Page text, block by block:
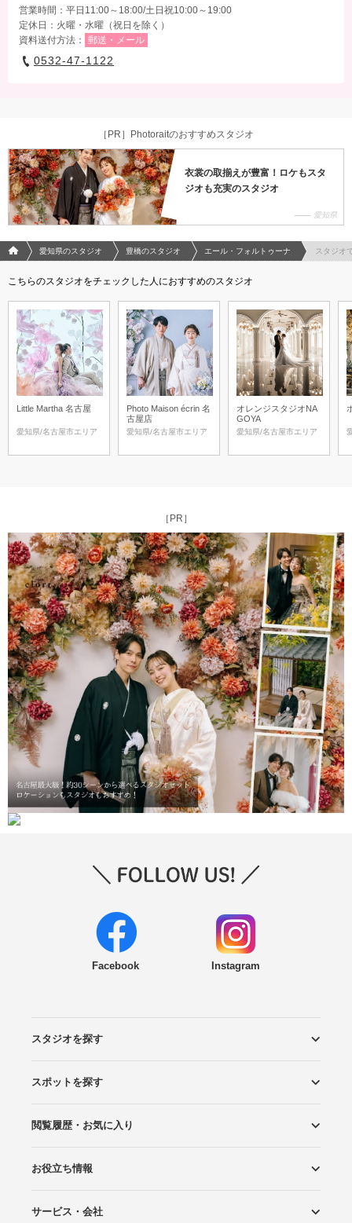
営業時間：平日11:00～18:00/土日祝10:00～19:00
定休日：火曜・水曜（祝日を除く）
資料送付方法：
郵送・メール
0532-47-1122
［PR］Photoraitのおすすめスタジオ
衣裳の取揃えが豊富！ロケもスタ
ジオも充実のスタジオ
愛知県
フォトウエディング/結婚写真のPhotorait ホーム
愛知県のスタジオ 豊橋のスタジオ エール・フォルトゥーナ スタジオ
こちらのスタジオをチェックした人におすすめのスタジオ
Little Martha 名古屋
愛知県/名古屋市エリア
Photo Maison écrin 名
古屋店
愛知県/名古屋市エリア
オレンジスタジオNA
GOYA
愛知県/名古屋市エリア
［PR］
Facebook Instagram
スタジオを探す
エリアから探す
こだわりから探す
NEW PHOTO STYLE
プランから探す
フォトタイプ診断
フォトグラファーから探す
国内リゾートから探す
スポットを探す
ロケーションから探す
スタジオから探す
閲覧履歴・お気に入り
閲覧スタジオ
お気に入り
お役立ち情報
Wedding Photo マガジン
はじめてガイド
サービス・会社